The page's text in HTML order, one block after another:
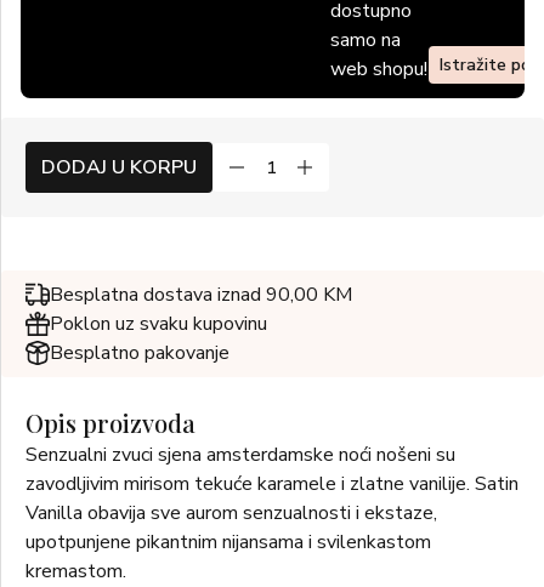
dostupno
samo na
web shopu! Istražite
DODAJ U KORPU
Besplatna dostava iznad 90,00 KM
Poklon uz svaku kupovinu
Besplatno pakovanje
Opis proizvoda
Senzualni zvuci sjena amsterdamske noći nošeni su
zavodljivim mirisom tekuće karamele i zlatne vanilije. Satin
Vanilla obavija sve aurom senzualnosti i ekstaze,
upotpunjene pikantnim nijansama i svilenkastom
kremastom.